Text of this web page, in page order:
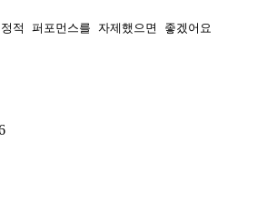
적 퍼포먼스를 자제했으면 좋겠어요